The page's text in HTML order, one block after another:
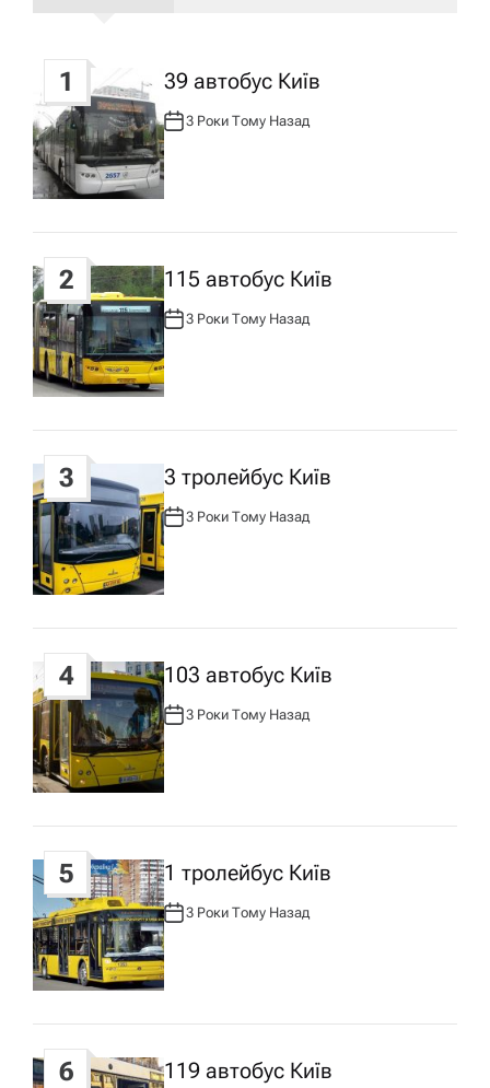
а
ц
і
я
з
а
п
и
с
у
1 39 автобус Київ
А
В
Т
О
Р
:
3 Роки Тому Назад
2 115 автобус Київ
А
Т
О
Р
:
3 Роки Тому Назад
3 3 тролейбус Київ
А
В
Т
О
Р
:
3 Роки Тому Назад
4 103 автобус Київ
А
В
Т
О
Р
:
3 Роки Тому Назад
5 1 тролейбус Київ
А
В
Т
О
Р
:
3 Роки Тому Назад
6 119 автобус Київ